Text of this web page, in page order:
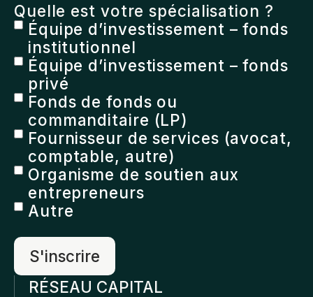
Quelle est votre spécialisation ?
Équipe d’investissement – fonds
institutionnel
Équipe d’investissement – fonds
privé
Fonds de fonds ou
commanditaire (LP)
Fournisseur de services (avocat,
comptable, autre)
Organisme de soutien aux
entrepreneurs
Autre
RÉSEAU CAPITAL